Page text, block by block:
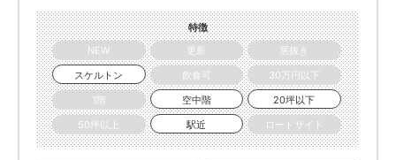
特徴
NEW
更新
居抜き
スケルトン
飲食可
30万円以下
1階
空中階
20坪以下
50坪以上
駅近 ロードサイド